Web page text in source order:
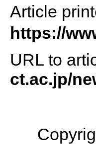
Article
https://
URL to
ct.ac.jp/